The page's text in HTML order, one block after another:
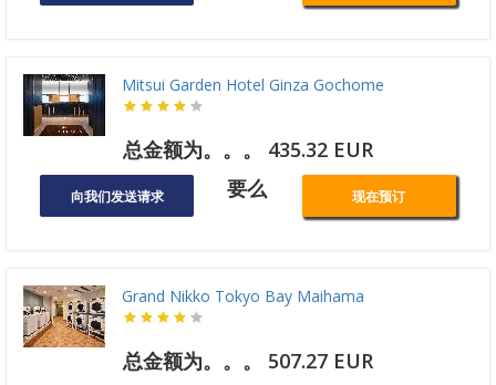
Mitsui Garden Hotel Ginza Gochome
总金额为。。。 435.32 EUR
向我们发送请求 要么 现在预订
Grand Nikko Tokyo Bay Maihama
总金额为。。。 507.27 EUR